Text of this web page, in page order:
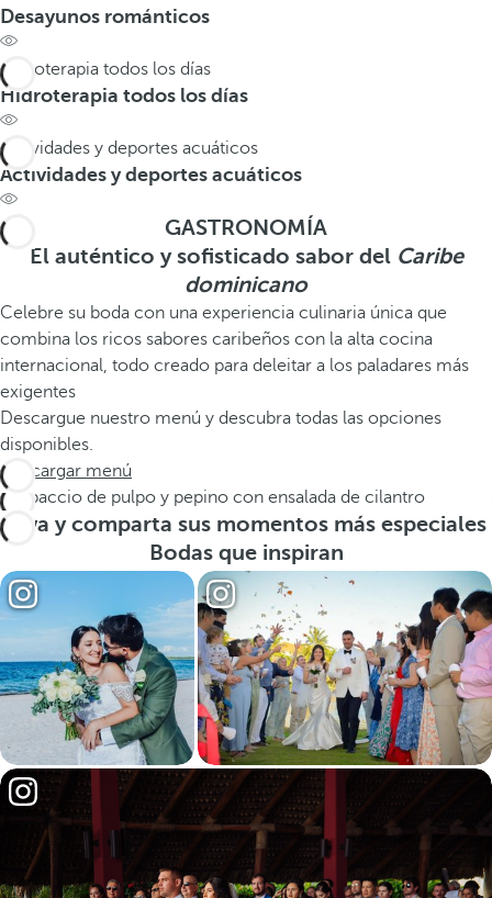
Desayunos románticos
Hidroterapia todos los días
Hidroterapia todos los días
Actividades y deportes acuáticos
Actividades y deportes acuáticos
GASTRONOMÍA
El auténtico y sofisticado sabor del Caribe
dominicano
Celebre su boda con una experiencia culinaria única que
combina los ricos sabores caribeños con la alta cocina
internacional, todo creado para deleitar a los paladares más
exigentes
Descargue nuestro menú y descubra todas las opciones
disponibles.
Descargar menú
Carpaccio de pulpo y pepino con ensalada de cilantro
Viva y comparta sus momentos más especiales
Bodas que inspiran